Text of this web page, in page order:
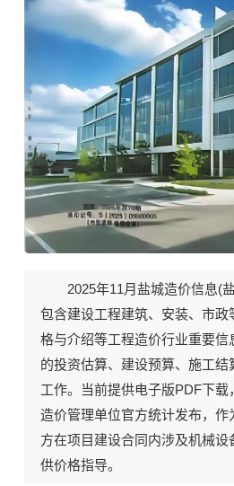
2025年11月盐城造价信息(
包含建设工程建筑、安装、市政
格与介绍等工程造价行业重要信
的投资估算、建设预算、施工
工作。当前提供电子版PDF下载
造价管理单位官方统计发布，作
方在项目建设合同内涉及机械设
供价格指导。